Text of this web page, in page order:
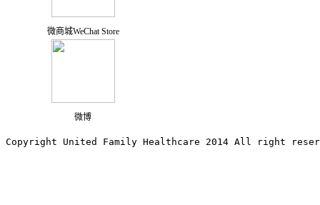
微商城WeChat Store
微博
Copyright United Family Healthcare 2014 All right